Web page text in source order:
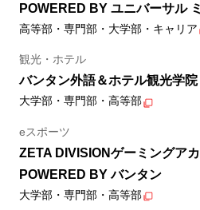
POWERED BY ユニバーサル
高等部・専門部・大学部・キャリア
観光・ホテル
バンタン外語＆ホテル観光学院
大学部・専門部・高等部
eスポーツ
ZETA DIVISIONゲーミングア
POWERED BY バンタン
大学部・専門部・高等部